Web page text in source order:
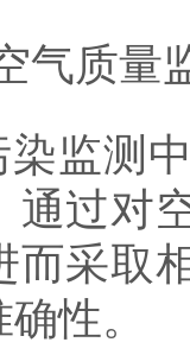
质量
测中
通过对
而采取
性。